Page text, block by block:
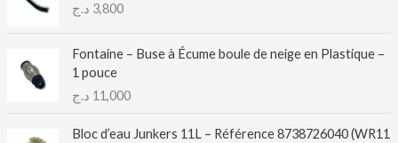
3,800 د.ج
Fontaine – Buse à Écume boule de neige en Plastique –
1 pouce
11,000 د.ج
Bloc d’eau Junkers 11L – Référence 8738726040 (WR11